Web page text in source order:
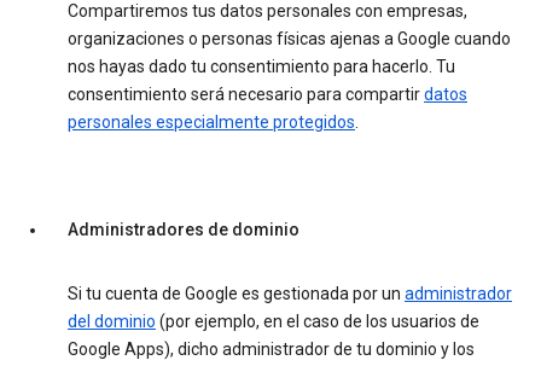
Compartiremos tus datos personales con empresas,
organizaciones o personas físicas ajenas a Google cuando
nos hayas dado tu consentimiento para hacerlo. Tu
consentimiento será necesario para compartirdatos
personales especialmente protegidos.
Administradores de dominio
Si tu cuenta de Google es gestionada por un administrador
del dominio (por ejemplo, en el caso de los usuarios de
Google Apps), dicho administrador de tu dominio y los